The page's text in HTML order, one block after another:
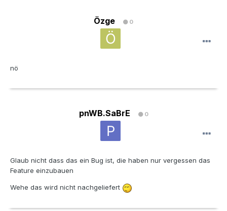
Özge 0
nö
pnWB.SaBrE 0
Glaub nicht dass das ein Bug ist, die haben nur vergessen das
Feature einzubauen
Wehe das wird nicht nachgeliefert